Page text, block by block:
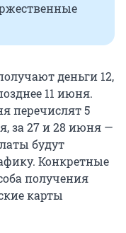
деньги 12,
11 июня.
перечислят 5
за 27 и 28 июня —
будут
Конкретные
получения
карты